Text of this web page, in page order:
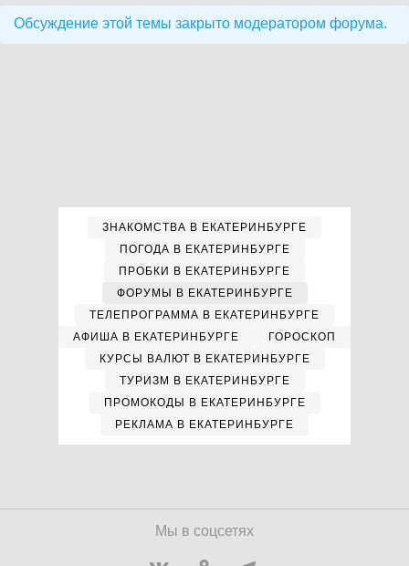
Обсуждение этой темы закрыто модератором форума.
ЗНАКОМСТВА В ЕКАТЕРИНБУРГЕ
ПОГОДА В ЕКАТЕРИНБУРГЕ
ПРОБКИ В ЕКАТЕРИНБУРГЕ
ФОРУМЫ В ЕКАТЕРИНБУРГЕ
ТЕЛЕПРОГРАММА В ЕКАТЕРИНБУРГЕ
АФИША В ЕКАТЕРИНБУРГЕ
ГОРОСКОП
КУРСЫ ВАЛЮТ В ЕКАТЕРИНБУРГЕ
ТУРИЗМ В ЕКАТЕРИНБУРГЕ
ПРОМОКОДЫ В ЕКАТЕРИНБУРГЕ
РЕКЛАМА В ЕКАТЕРИНБУРГЕ
Мы в соцсетях